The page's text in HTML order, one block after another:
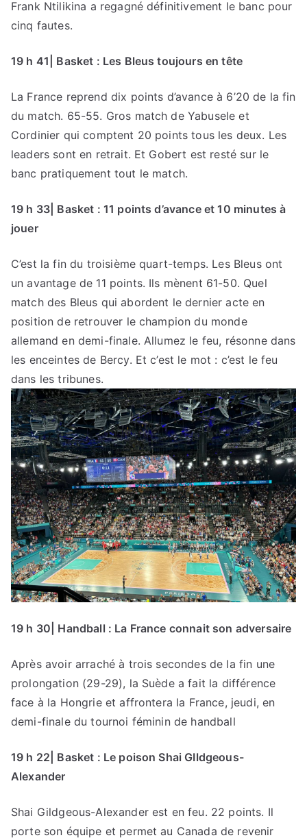
Frank Ntilikina a regagné définitivement le banc pour
cinq fautes.
19 h 41| Basket : Les Bleus toujours en tête
La France reprend dix points d’avance à 6’20 de la fin
du match. 65-55. Gros match de Yabusele et
Cordinier qui comptent 20 points tous les deux. Les
leaders sont en retrait. Et Gobert est resté sur le
banc pratiquement tout le match.
19 h 33| Basket : 11 points d’avance et 10 minutes à
jouer
C’est la fin du troisième quart-temps. Les Bleus ont
un avantage de 11 points. Ils mènent 61-50. Quel
match des Bleus qui abordent le dernier acte en
position de retrouver le champion du monde
allemand en demi-finale. Allumez le feu, résonne dans
les enceintes de Bercy. Et c’est le mot : c’est le feu
dans les tribunes.
19 h 30| Handball : La France connait son adversaire
Après avoir arraché à trois secondes de la fin une
prolongation (29-29), la Suède a fait la différence
face à la Hongrie et affrontera la France, jeudi, en
demi-finale du tournoi féminin de handball
19 h 22| Basket : Le poison Shai GIldgeous-
Alexander
Shai Gildgeous-Alexander est en feu. 22 points. Il
porte son équipe et permet au Canada de revenir